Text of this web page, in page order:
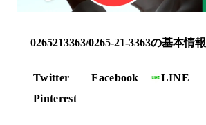
0265213363/0265-21-3363の基本情報
Twitter Facebook LINE
Pinterest